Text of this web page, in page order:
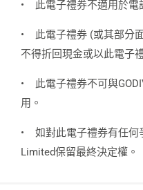
• 此電子禮券不適用於電
•
此電子禮券 (或其部分
不得折回現金或以此電子
•
此電子禮券不可與
用。
•
如對此電子禮券有任
Limited保留最終決定權。